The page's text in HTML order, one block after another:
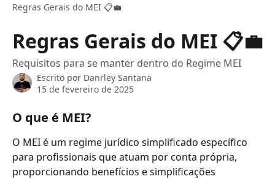
Regras Gerais do MEI 📋💼
Regras Gerais do MEI 📋💼
Requisitos para se manter dentro do Regime MEI
Escrito por Danrley Santana
15 de fevereiro de 2025
O que é MEI?
O MEI é um regime jurídico simplificado específico
para profissionais que atuam por conta própria,
proporcionando benefícios e simplificações